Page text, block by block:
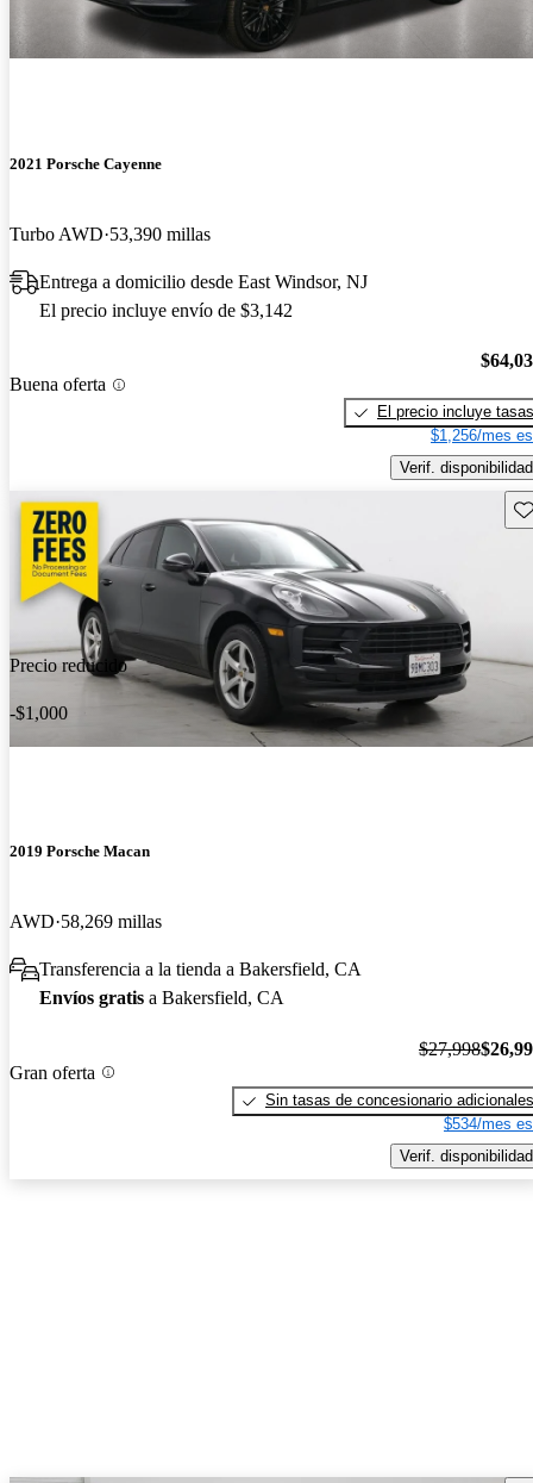
2021 Porsche Cayenne
Turbo AWD 53,390 millas
Entrega a domicilio desde East Windsor, NJ
El precio incluye envío de $3,142
Buena oferta
El precio incluye tasas
$1,256/mes
Verif. disponibilidad
Precio reducido
-$1,000
2019 Porsche Macan
AWD 58,269 millas
Transferencia a la tienda a Bakersfield, CA
Envíos gratis a Bakersfield, CA
Gran oferta
$27,998
Sin tasas de concesionario adicionales
$534/mes
Verif. disponibilidad